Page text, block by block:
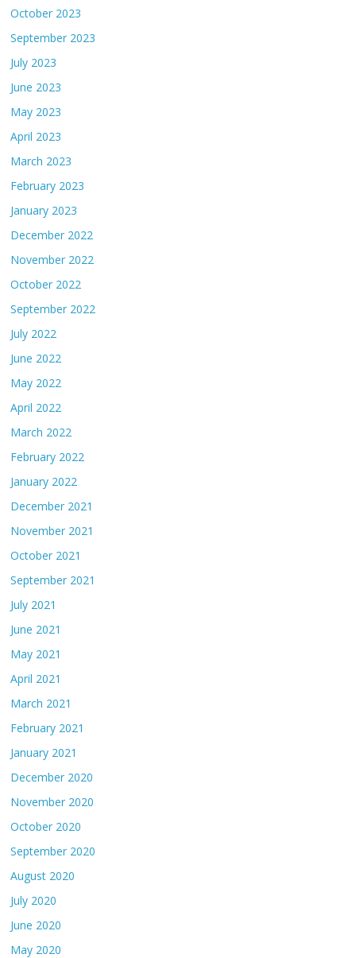
October 2023
September 2023
July 2023
June 2023
May 2023
April 2023
March 2023
February 2023
January 2023
December 2022
November 2022
October 2022
September 2022
July 2022
June 2022
May 2022
April 2022
March 2022
February 2022
January 2022
December 2021
November 2021
October 2021
September 2021
July 2021
June 2021
May 2021
April 2021
March 2021
February 2021
January 2021
December 2020
November 2020
October 2020
September 2020
August 2020
July 2020
June 2020
May 2020